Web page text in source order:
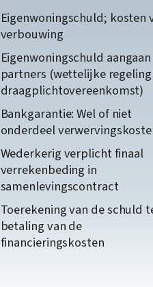
Eigenwoningschuld; kosten
verbouwing
Eigenwoningschuld
partners (wettelijke
draagplichtovereenkomst)
Bankgarantie: Wel of niet
onderdeel
Wederkerig verplicht finaal
verrekenbeding in
samenlevingscontract
Toerekening van de schuld
betaling van de
financieringskosten